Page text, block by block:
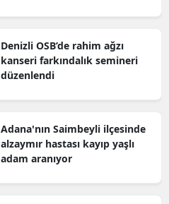
Denizli OSB’de rahim ağzı
kanseri farkındalık semineri
düzenlendi
Adana'nın Saimbeyli ilçesinde
alzaymır hastası kayıp yaşlı
adam aranıyor